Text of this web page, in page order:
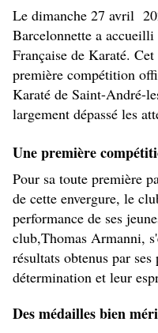
Le dimanche 27 avril
Barcelonnette a
Française de Karaté.
première compétition
Karaté de Saint-André-
largement dépassé les
Une première
Pour sa toute première
de cette envergure, le
performance de ses
club,Thomas Armanni,
résultats obtenus par
détermination et leur
Des médailles bien